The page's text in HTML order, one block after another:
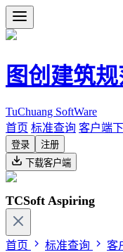
图创建筑
TuChuang SoftWare
首页 标准查询 客户端
登录
注册
下载客户端
TCSoft Aspiring
首页 标准查询 客